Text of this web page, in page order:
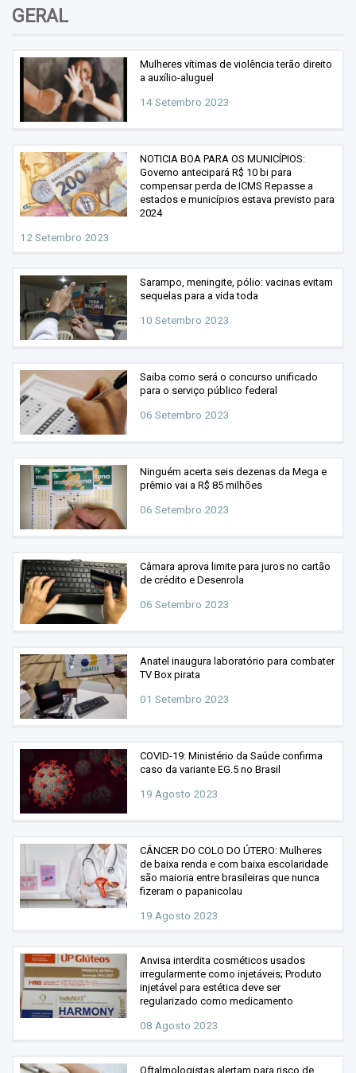
GERAL
Mulheres vítimas de violência terão direito
a auxílio-aluguel
14 Setembro 2023
NOTICIA BOA PARA OS MUNICÍPIOS:
Governo antecipará R$ 10 bi para
compensar perda de ICMS Repasse a
estados e municípios estava previsto para
2024
12 Setembro 2023
Sarampo, meningite, pólio: vacinas evitam
sequelas para a vida toda
10 Setembro 2023
Saiba como será o concurso unificado
para o serviço público federal
06 Setembro 2023
Ninguém acerta seis dezenas da Mega e
prêmio vai a R$ 85 milhões
06 Setembro 2023
Câmara aprova limite para juros no cartão
de crédito e Desenrola
06 Setembro 2023
Anatel inaugura laboratório para combater
TV Box pirata
01 Setembro 2023
COVID-19: Ministério da Saúde confirma
caso da variante EG.5 no Brasil
19 Agosto 2023
CÂNCER DO COLO DO ÚTERO: Mulheres
de baixa renda e com baixa escolaridade
são maioria entre brasileiras que nunca
fizeram o papanicolau
19 Agosto 2023
Anvisa interdita cosméticos usados
irregularmente como injetáveis; Produto
injetável para estética deve ser
regularizado como medicamento
08 Agosto 2023
Oftalmologistas alertam para risco de